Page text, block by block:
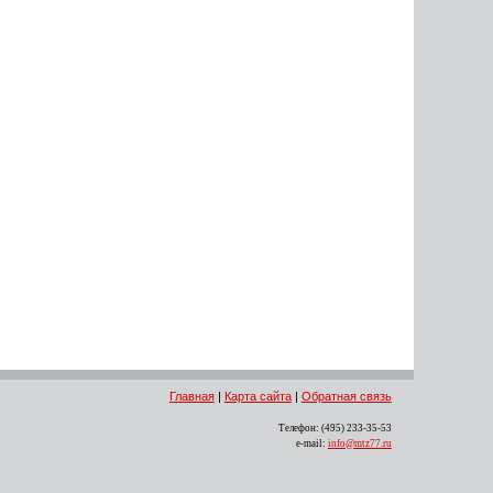
Главная| Карта сайта| Обратная связь
Телефон: (495) 233-35-53
e-mail: info@mtz77.ru